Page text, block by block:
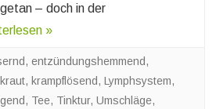
– doch in der
»
, entzündungshemmend,
, krampflösend, Lymphsystem,
, Tee, Tinktur, Umschläge,